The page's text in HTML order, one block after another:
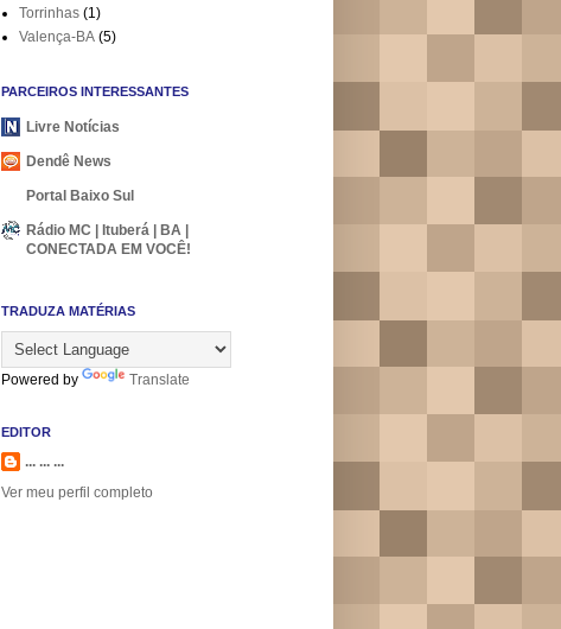
Torrinhas (1)
Valença-BA (5)
PARCEIROS INTERESSANTES
Livre Notícias
Dendê News
Portal Baixo Sul
Rádio MC | Ituberá | BA |
CONECTADA EM VOCÊ!
TRADUZA MATÉRIAS
Powered by Translate
EDITOR
... ... ...
Ver meu perfil completo